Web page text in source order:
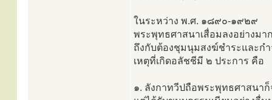
ในระหว่าง พ.ศ. ๑๘๙๐-๑๙๒๙
พระพุทธศาสนาเสื่อมลงอย่างมา
ถึงกับต้องชุมนุมสงฆ์ชำระและก
เหตุที่เกิดอลัชชีมี ๒ ประการ คือ
๑. ลังกาทวีปถือพระพุทธศาสนาก็